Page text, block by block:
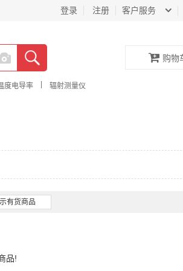
客户服务
登录 注册
度电导率 辐射测量仪
购物
有货商品
品!